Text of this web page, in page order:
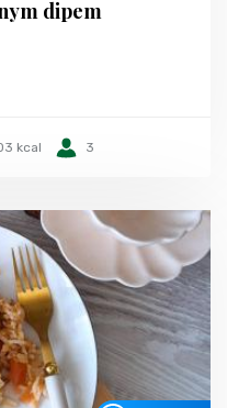
dipem
kcal 3